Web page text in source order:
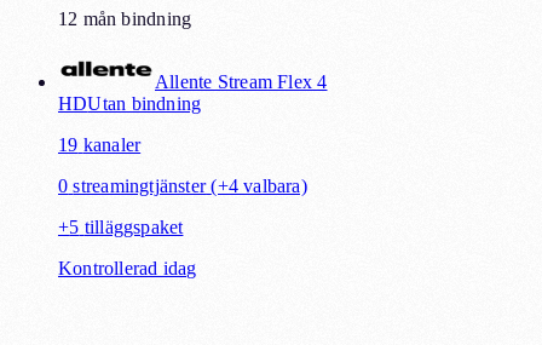
12 mån bindning
Allente Stream Flex 4
HDUtan bindning
19 kanaler
0 streamingtjänster (+4 valbara)
+5 tilläggspaket
Kontrollerad idag